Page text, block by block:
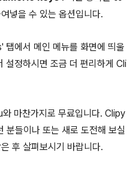
넣을 수 있는 옵션입니다.
에서 메인 메뉴를 화면에 띄울
설정하시면 조금 더 편리하게 Cli
마찬가지로 무료입니다. Clipy
들이나 또는 새로 도전해 보실
후 살펴보시기 바랍니다.